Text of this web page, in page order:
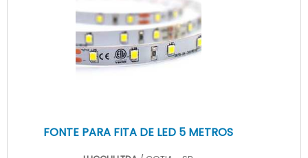
FONTE PARA FITA DE LED 5 METROS